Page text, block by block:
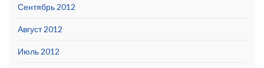
Сентябрь 2012
Август 2012
Июль 2012